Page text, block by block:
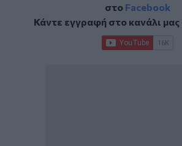
στο Facebook
Κάντε εγγραφή στο κανάλι